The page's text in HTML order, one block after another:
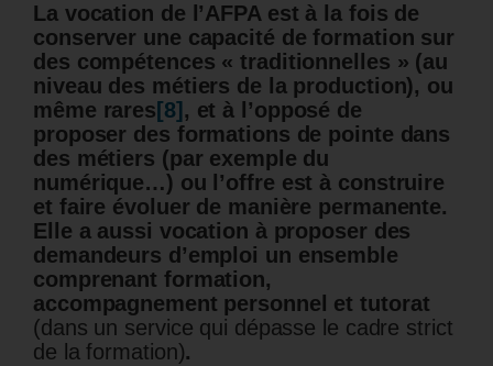
La vocation de l’AFPA est à la fois de
conserver une capacité de formation sur
des compétences « traditionnelles » (au
niveau des métiers de la production), ou
même rares [8] , et à l’opposé de
proposer des formations de pointe dans
des métiers (par exemple du
numérique…) ou l’offre est à construire
et faire évoluer de manière permanente.
Elle a aussi vocation à proposer des
demandeurs d’emploi un ensemble
comprenant formation,
accompagnement personnel et tutorat
(dans un service qui dépasse le cadre strict
de la formation).